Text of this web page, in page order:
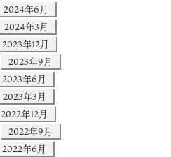
2024年6月
2024年3月
2023年12月
2023年9月
2023年6月
2023年3月
2022年12月
2022年9月
2022年6月